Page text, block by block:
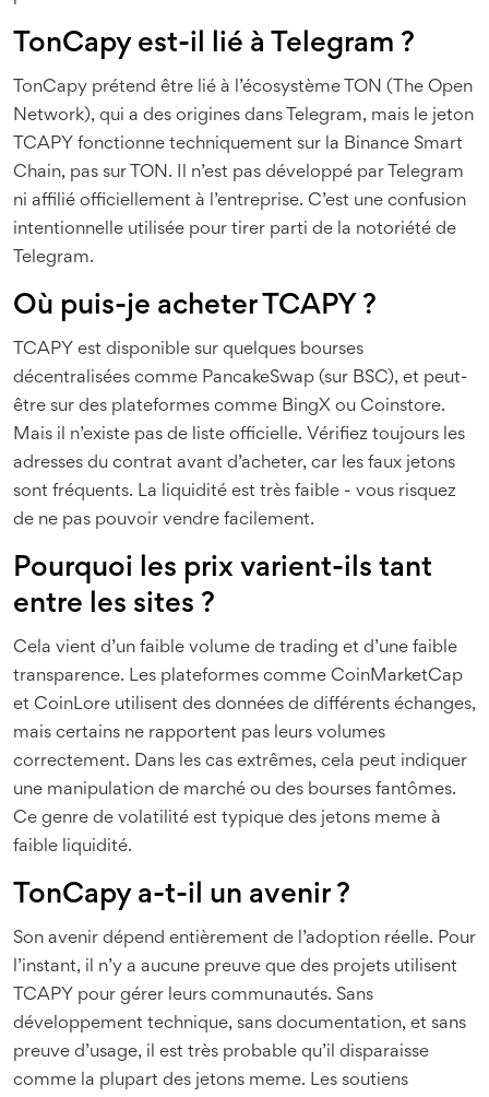
TonCapy est-il lié à Telegram ?
TonCapy prétend être lié à l’écosystème TON (The Open
Network), qui a des origines dans Telegram, mais le jeton
TCAPY fonctionne techniquement sur la Binance Smart
Chain, pas sur TON. Il n’est pas développé par Telegram
ni affilié officiellement à l’entreprise. C’est une confusion
intentionnelle utilisée pour tirer parti de la notoriété de
Telegram.
Où puis-je acheter TCAPY ?
TCAPY est disponible sur quelques bourses
décentralisées comme PancakeSwap (sur BSC), et peut-
être sur des plateformes comme BingX ou Coinstore.
Mais il n’existe pas de liste officielle. Vérifiez toujours les
adresses du contrat avant d’acheter, car les faux jetons
sont fréquents. La liquidité est très faible - vous risquez
de ne pas pouvoir vendre facilement.
Pourquoi les prix varient-ils tant
entre les sites ?
Cela vient d’un faible volume de trading et d’une faible
transparence. Les plateformes comme CoinMarketCap
et CoinLore utilisent des données de différents échanges,
mais certains ne rapportent pas leurs volumes
correctement. Dans les cas extrêmes, cela peut indiquer
une manipulation de marché ou des bourses fantômes.
Ce genre de volatilité est typique des jetons meme à
faible liquidité.
TonCapy a-t-il un avenir ?
Son avenir dépend entièrement de l’adoption réelle. Pour
l’instant, il n’y a aucune preuve que des projets utilisent
TCAPY pour gérer leurs communautés. Sans
développement technique, sans documentation, et sans
preuve d’usage, il est très probable qu’il disparaisse
comme la plupart des jetons meme. Les soutiens